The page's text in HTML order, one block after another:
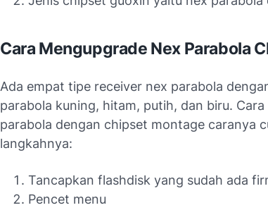
Cara Mengupgrade Nex Parabola
Ada empat tipe receiver nex parabola
parabola kuning, hitam, putih, dan biru.
parabola dengan chipset montage caranya
langkahnya:
Tancapkan flashdisk yang sudah ada
Pencet menu